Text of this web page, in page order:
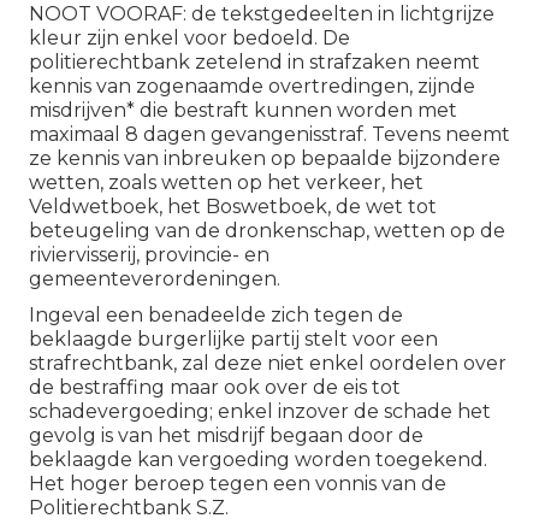
NOOT VOORAF: de tekstgedeelten in lichtgrijze
kleur zijn enkel voor bedoeld. De
politierechtbank zetelend in strafzaken neemt
kennis van zogenaamde overtredingen, zijnde
misdrijven* die bestraft kunnen worden met
maximaal 8 dagen gevangenisstraf. Tevens neemt
ze kennis van inbreuken op bepaalde bijzondere
wetten, zoals wetten op het verkeer, het
Veldwetboek, het Boswetboek, de wet tot
beteugeling van de dronkenschap, wetten op de
riviervisserij, provincie- en
gemeenteverordeningen.
Ingeval een benadeelde zich tegen de
beklaagde burgerlijke partij stelt voor een
strafrechtbank, zal deze niet enkel oordelen over
de bestraffing maar ook over de eis tot
schadevergoeding; enkel inzover de schade het
gevolg is van het misdrijf begaan door de
beklaagde kan vergoeding worden toegekend.
Het hoger beroep tegen een vonnis van de
Politierechtbank S.Z.